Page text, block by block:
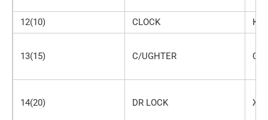
12(10) CLOCK
13(15) C/UGHTER
14(20) DR LOCK